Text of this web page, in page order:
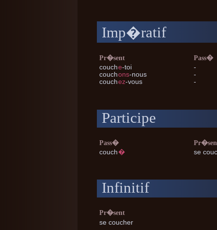
Imp�ratif
Pr�sent
couche-toi
couchons-nous
couchez-vous
Pass�
-
-
-
Participe
Pass�
couch�
se
Infinitif
Pr�sent
se coucher